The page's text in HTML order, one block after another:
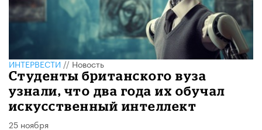
ИНТЕРВЕСТИ//Новость
Студенты британского вуза
узнали, что два года их обучал
искусственный интеллект
25 ноября